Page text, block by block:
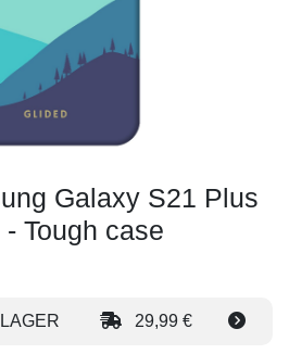
Galaxy S21 Plus
Tough case
29,99 €